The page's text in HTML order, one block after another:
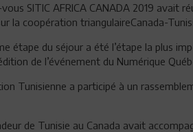
SITIC AFRICA CANADA 2019 avait
la coopération triangulaireCanada-
étape du séjour a été l’étape la plus
de l’événement du Numérique
Tunisienne a participé à un
de Tunisie au Canada avait